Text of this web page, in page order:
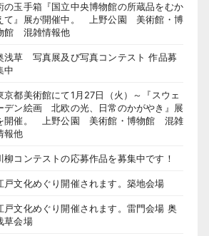
の玉手箱『国立中央博物館の所蔵品をむか
て』展が開催中。 上野公園 美術館・博
館 混雑情報他
浅草 写真展及び写真コンテスト 作品募
中
京都美術館にて1月27日（火）～『スウェ
デン絵画 北欧の光、日常のかがやき』展
開催。 上野公園 美術館・博物館 混雑
報他
柳コンテストの応募作品を募集中です！
戸文化めぐり開催されます。築地会場
戸文化めぐり開催されます。雷門会場 奥
草会場